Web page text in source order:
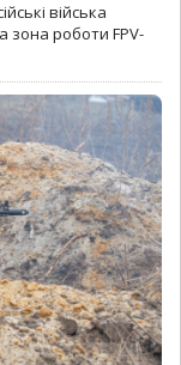
війська
зона роботи FPV-